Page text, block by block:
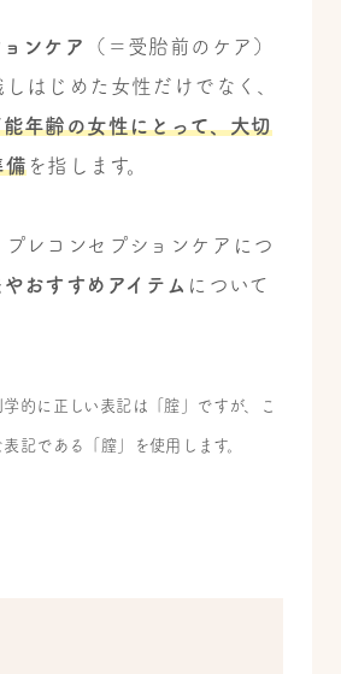
ンケア
（＝受胎前のケア）
はじめた女性だけでなく、
年齢の女性にとって、大切
備を指します。
レコンセプションケアにつ
おすすめアイテム について
的に正しい表記は「腟」ですが、こ
記である「膣」を使用します。